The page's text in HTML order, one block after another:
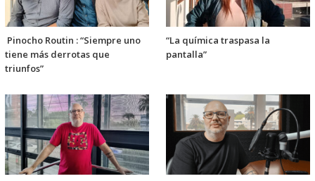
Pinocho Routin : “Siempre uno
tiene más derrotas que
triunfos”
“La química traspasa la
pantalla”